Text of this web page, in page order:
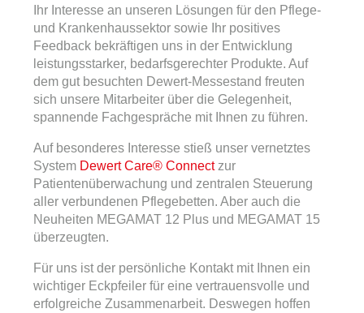
Ihr Interesse an unseren Lösungen für den Pflege-
und Krankenhaussektor sowie Ihr positives
Feedback bekräftigen uns in der Entwicklung
leistungsstarker, bedarfsgerechter Produkte. Auf
dem gut besuchten Dewert-Messestand freuten
sich unsere Mitarbeiter über die Gelegenheit,
spannende Fachgespräche mit Ihnen zu führen.
Auf besonderes Interesse stieß unser vernetztes
System Dewert Care® Connectzur
Patientenüberwachung und zentralen Steuerung
aller verbundenen Pflegebetten. Aber auch die
Neuheiten MEGAMAT 12 Plus und MEGAMAT 15
überzeugten.
Für uns ist der persönliche Kontakt mit Ihnen ein
wichtiger Eckpfeiler für eine vertrauensvolle und
erfolgreiche Zusammenarbeit. Deswegen hoffen